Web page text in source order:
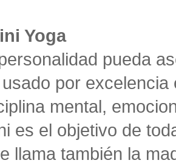
Yoga
pueda
por
mental,
es el objetivo de
llama también la